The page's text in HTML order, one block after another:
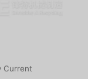
Current